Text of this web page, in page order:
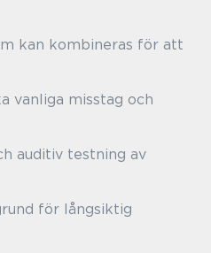
kan kombineras för att
vanliga misstag och
auditiv testning av
för långsiktig